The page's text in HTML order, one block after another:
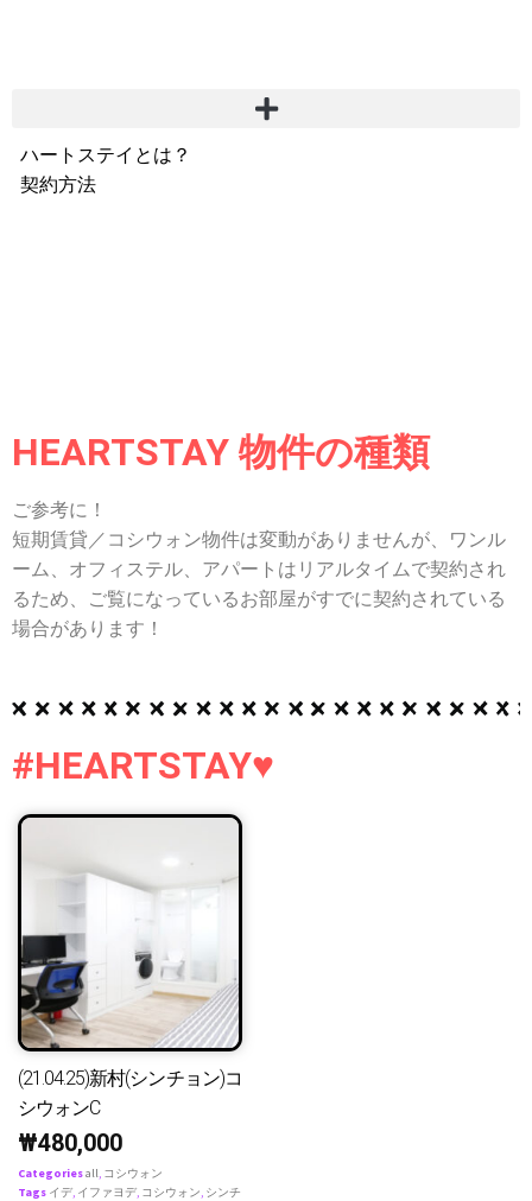
ハートステイとは？
契約方法
HEARTSTAY 物件の種類
ご参考に！
短期賃貸／コシウォン物件は変動がありませんが、ワンル
ーム、オフィステル、アパートはリアルタイムで契約され
るため、ご覧になっているお部屋がすでに契約されている
場合があります！
#HEARTSTAY♥
(21.04.25)新村(シンチョン)コ
シウォンC
₩480,000
Categoriesall, コシウォン
Tags イデ, イファヨデ, コシウォン, シンチ